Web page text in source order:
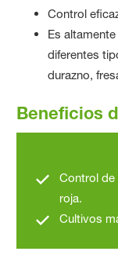
Control
Es
diferentes
durazno,
Beneficios
Control de
roja.
Cultivos